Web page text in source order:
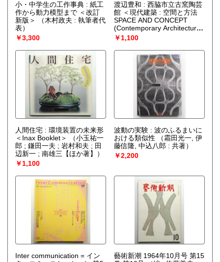
小・中学生の工作事典 : 紙工
作から動力模型まで ＜改訂
新版＞
（木村政夫 : 執筆者代
表）
￥3,300
渡辺豊和 : 西脇市立古窯陶芸
館 ＜現代建築 : 空間と方法
SPACE AND CONCEPT
(Contemporary Architecture
in Drawings 26)＞
圀夫）
￥1,100
人間住宅 : 環境装置の未来形
＜Inax Booklet＞
（小玉祐一
郎 ; 鎌田一夫 ; 岩村和夫 ; 田
辺新一 ; 南雄三【ほか著】）
￥1,100
波動の実験 : 波のふるまいに
おける類似性
（霜田光一, 伊
藤信隆, 中込八郎 : 共著）
￥2,200
Inter communication = イン
藝術新潮 1964年10月号 第15